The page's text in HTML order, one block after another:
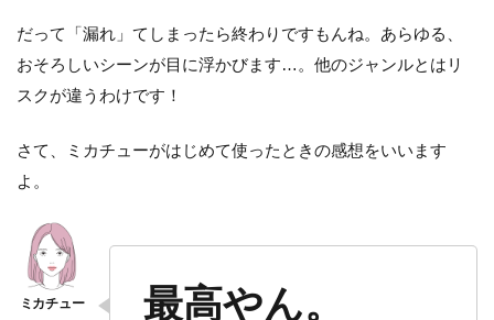
だって「漏れ」てしまったら終わりですもんね。あらゆる、
おそろしいシーンが目に浮かびます…。他のジャンルとはリ
スクが違うわけです！
さて、ミカチューがはじめて使ったときの感想をいいます
よ。
最高やん。